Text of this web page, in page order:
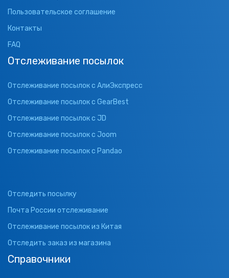
Пользовательское соглашение
Контакты
FAQ
Отслеживание посылок
Отслеживание посылок с АлиЭкспресс
Отслеживание посылок с GearBest
Отслеживание посылок с JD
Отслеживание посылок с Joom
Отслеживание посылок с Pandao
Отследить посылку
Почта России отслеживание
Отслеживание посылок из Китая
Отследить заказ из магазина
Справочники